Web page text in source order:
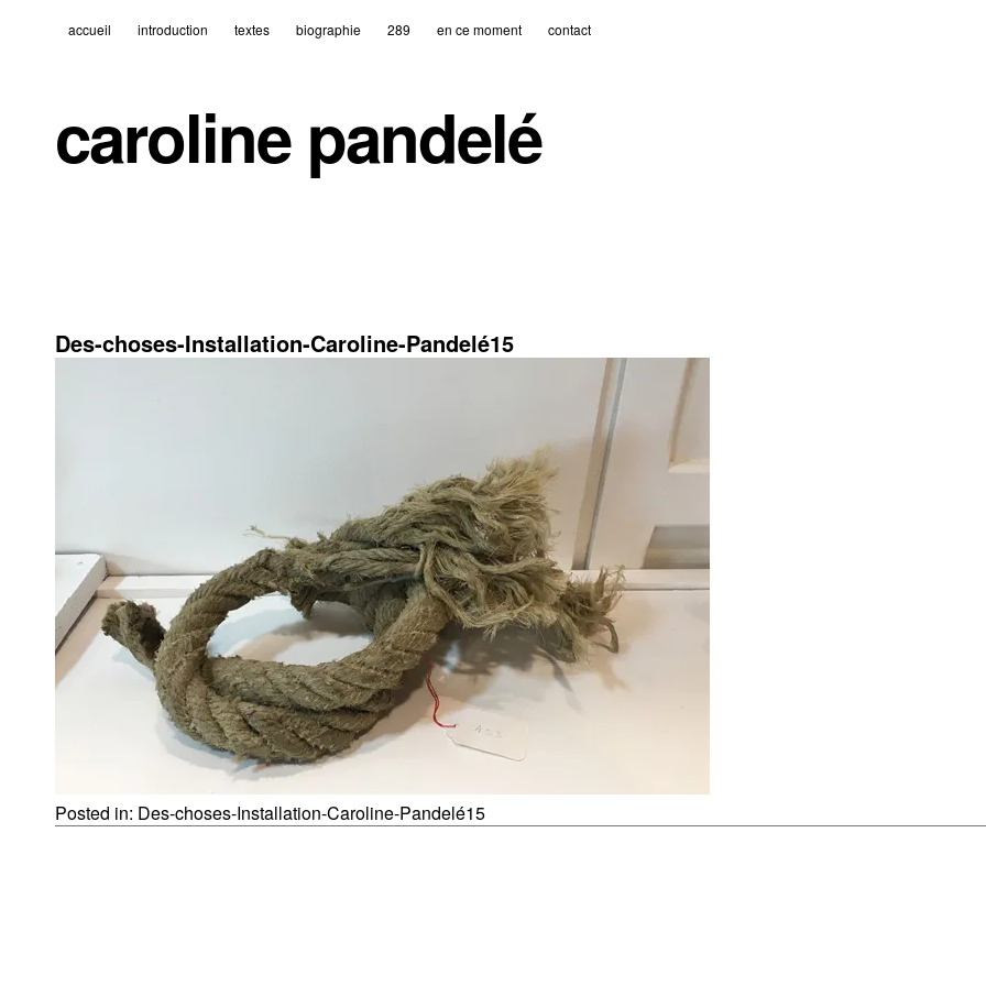
accueil introduction textes biographie 289 en ce moment contact
caroline pandelé
Des-choses-Installation-Caroline-Pandelé15
Posted in: Des-choses-Installation-Caroline-Pandelé15